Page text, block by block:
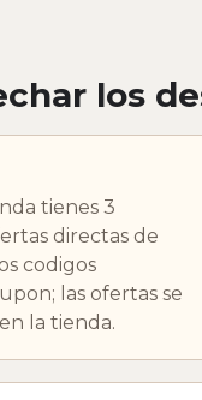
los
tienes 3
directas de
codigos
las ofertas se
la tienda.